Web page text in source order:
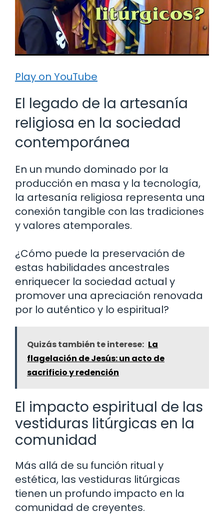
Play on YouTube
El legado de la artesanía
religiosa en la sociedad
contemporánea
En un mundo dominado por la
producción en masa y la tecnología,
la artesanía religiosa representa una
conexión tangible con las tradiciones
y valores atemporales.
¿Cómo puede la preservación de
estas habilidades ancestrales
enriquecer la sociedad actual y
promover una apreciación renovada
por lo auténtico y lo espiritual?
Quizás también te interese: La
flagelación de Jesús: un acto de
sacrificio y redención
El impacto espiritual de las
vestiduras litúrgicas en la
comunidad
Más allá de su función ritual y
estética, las vestiduras litúrgicas
tienen un profundo impacto en la
comunidad de creyentes.